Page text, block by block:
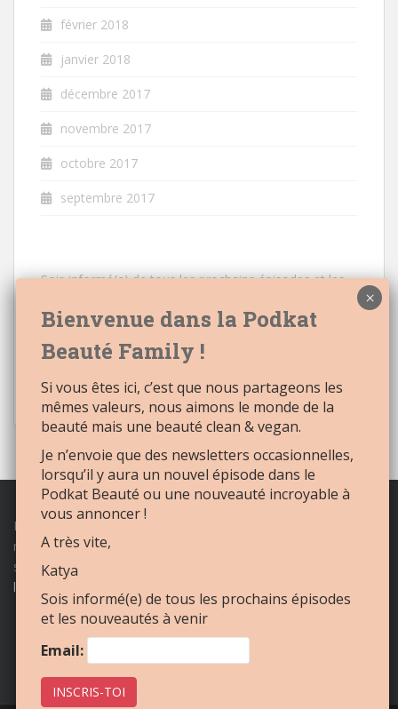
février 2018
janvier 2018
décembre 2017
novembre 2017
octobre 2017
septembre 2017
Sois informé(e) de tous les prochains épisodes et les
Retrouvez tout notre
nos best sellers, le
sans oublier le
lèvres naturel multi-soin
Si vous êtes ici, c’est que nous partageons les
mêmes valeurs, nous aimons le monde de la
beauté mais une beauté clean & vegan.
Je n’envoie que des newsletters occasionnelles,
lorsqu’il y aura un nouvel épisode dans le
Podkat Beauté ou une nouveauté incroyable à
vous annoncer !
A très vite,
Katya
Sois informé(e) de tous les prochains épisodes
et les nouveautés à venir
Email: